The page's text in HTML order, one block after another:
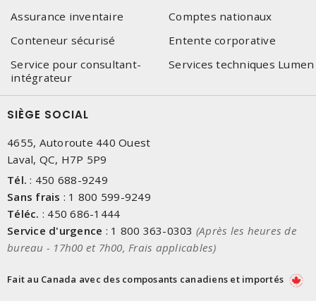
Assurance inventaire
Comptes nationaux
Conteneur sécurisé
Entente corporative
Service pour consultant-
intégrateur
Services techniques Lumen
SIÈGE SOCIAL
4655, Autoroute 440 Ouest
Laval, QC, H7P 5P9
Tél. : 450 688-9249
Sans frais : 1 800 599-9249
Téléc. : 450 686-1444
Service d'urgence : 1 800 363-0303 (Après les heures de
bureau - 17h00 et 7h00, Frais applicables)
Fait au Canada avec des composants canadiens et importés